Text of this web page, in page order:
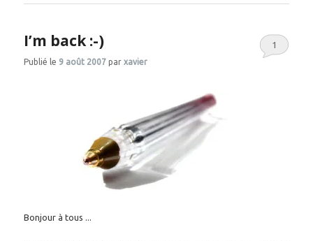
I’m back :-)
Publié le 9 août 2007 parxavier
1
Bonjour à tous ...